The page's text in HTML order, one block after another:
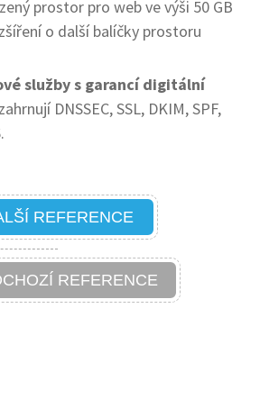
prostor pro web ve výši 50 GB
o další balíčky prostoru
služby s garancí digitální
zahrnují DNSSEC, SSL, DKIM, SPF,
REFERENCE
REFERENCE